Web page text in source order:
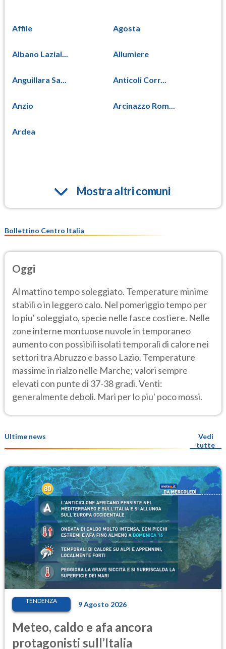
Affile Agosta
Albano Lazial... Allumiere
Anguillara Sa... Anticoli Corr...
Anzio Arcinazzo Rom...
Ardea
Mostra altri comuni
Bollettino Centro Italia
Oggi
Al mattino tempo soleggiato. Temperature minime
stabili o in leggero calo. Nel pomeriggio tempo per
lo piu' soleggiato, specie nelle fasce costiere. Nelle
zone interne montuose nuvole in temporaneo
aumento con possibili isolati temporali di calore nei
settori tra Abruzzo e basso Lazio. Temperature
massime in rialzo nelle Marche; valori sempre
elevati con punte di 37-38 gradi. Venti:
generalmente deboli. Mari per lo piu' poco mossi.
Ultime news
Vedi
tutte
TENDENZA 9 Agosto 2026
Meteo, caldo e afa ancora
protagonisti sull’Italia